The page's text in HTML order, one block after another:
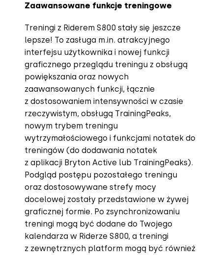
Zaawansowane funkcje treningowe
Treningi z Riderem S800 stały się jeszcze
lepsze! To zasługa m.in. atrakcyjnego
interfejsu użytkownika i nowej funkcji
graficznego przeglądu treningu z obsługą
powiększania oraz nowych
zaawansowanych funkcji, łącznie
z dostosowaniem intensywności w czasie
rzeczywistym, obsługą TrainingPeaks,
nowym trybem treningu
wytrzymałościowego i funkcjami notatek do
treningów (do dodawania notatek
z aplikacji Bryton Active lub TrainingPeaks).
Podgląd postępu pozostałego treningu
oraz dostosowywane strefy mocy
docelowej zostały przedstawione w żywej
graficznej formie. Po zsynchronizowaniu
treningi mogą być dodane do Twojego
kalendarza w Riderze S800, a treningi
z zewnętrznych platform mogą być również